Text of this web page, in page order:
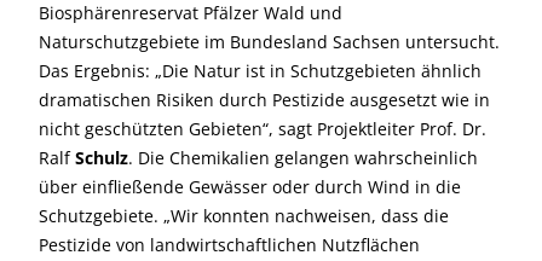
Biosphärenreservat Pfälzer Wald und
Naturschutzgebiete im Bundesland Sachsen untersucht.
Das Ergebnis: „Die Natur ist in Schutzgebieten ähnlich
dramatischen Risiken durch Pestizide ausgesetzt wie in
nicht geschützten Gebieten“, sagt Projektleiter Prof. Dr.
RalfSchulz. Die Chemikalien gelangen wahrscheinlich
über einfließende Gewässer oder durch Wind in die
Schutzgebiete. „Wir konnten nachweisen, dass die
Pestizide von landwirtschaftlichen Nutzflächen